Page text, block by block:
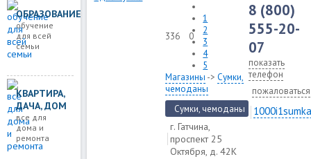
ОБРАЗОВАНИЕ
обучение
для всей
семьи
КВАРТИРА,
ДАЧА, ДОМ
все для
дома и
ремонта
336 0
1
2
3
4
5
Магазины ->Сумки,
чемоданы
Сумки, чемоданы
г. Гатчина,
проспект 25
Октября, д. 42К
8 (800)
555-20-
07
показать
телефон
пожаловаться